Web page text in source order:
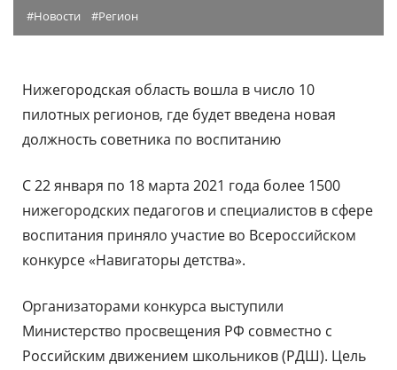
Новости Регион
Нижегородская область вошла в число 10
пилотных регионов, где будет введена новая
должность советника по воспитанию
С 22 января по 18 марта 2021 года более 1500
нижегородских педагогов и специалистов в сфере
воспитания приняло участие во Всероссийском
конкурсе «Навигаторы детства».
Организаторами конкурса выступили
Министерство просвещения РФ совместно с
Российским движением школьников (РДШ). Цель